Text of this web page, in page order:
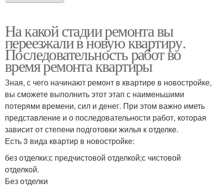
На какой стадии ремонта вы
переезжали в новую квартиру.
Последовательность работ во
время ремонта квартиры
Зная, с чего начинают ремонт в квартире в новостройке,
вы сможете выполнить этот этап с наименьшими
потерями времени, сил и денег. При этом важно иметь
представление и о последовательности работ, которая
зависит от степени подготовки жилья к отделке.
Есть 3 вида квартир в новостройке:
без отделки;с предчистовой отделкой;с чистовой
отделкой.
Без отделки